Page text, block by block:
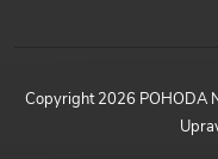
Copyright 2026 POHODA